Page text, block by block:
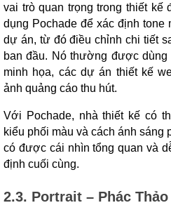
vai trò quan trọng trong thiết kế
dụng Pochade để xác định tone
dự án, từ đó điều chỉnh chi tiết
ban đầu. Nó thường được
minh họa, các dự án thiết kế
ảnh quảng cáo thu hút.
Với Pochade, nhà thiết kế có
kiểu phối màu và cách ánh sáng
có được cái nhìn tổng quan và
định cuối cùng.
2.3. Portrait – Phác